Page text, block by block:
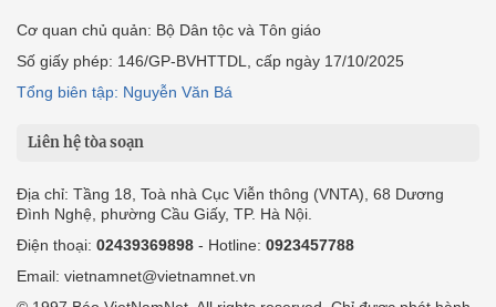
Cơ quan chủ quản: Bộ Dân tộc và Tôn giáo
Số giấy phép: 146/GP-BVHTTDL, cấp ngày 17/10/2025
Tổng biên tập: Nguyễn Văn Bá
Liên hệ tòa soạn
Địa chỉ: Tầng 18, Toà nhà Cục Viễn thông (VNTA), 68 Dương
Đình Nghệ, phường Cầu Giấy, TP. Hà Nội.
Điện thoại: 02439369898 - Hotline: 0923457788
Email: vietnamnet@vietnamnet.vn